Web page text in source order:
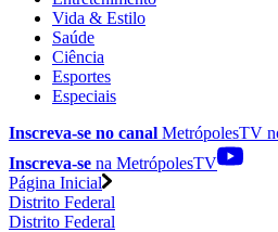
Vida & Estilo
Saúde
Ciência
Esportes
Especiais
Inscreva-se no canal MetrópolesTV
Inscreva-se na MetrópolesTV
Página Inicial
Distrito Federal
Distrito Federal